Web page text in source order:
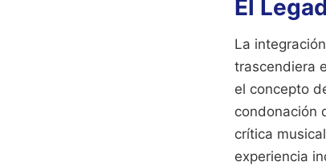
El
La
trascendiera
el concepto
condonación
crítica
experiencia